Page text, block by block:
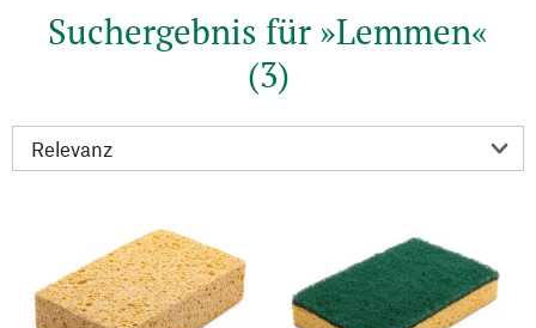
Suchergebnis für »Lemmen«
(3)